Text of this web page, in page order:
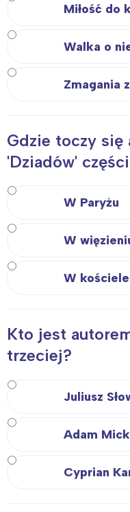
Miłość do
Walka o
Zmagania
Gdzie toczy się
'Dziadów'
W Paryżu
W
W kościele
Kto jest
trzeciej?
Juliusz
Adam
Cyprian